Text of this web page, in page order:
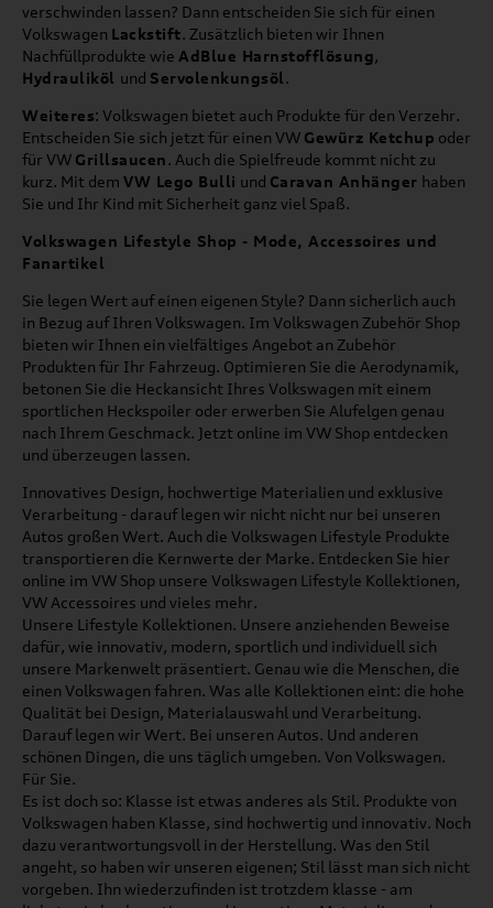
verschwinden lassen? Dann entscheiden Sie sich für einen
Volkswagen Lackstift. Zusätzlich bieten wir Ihnen
Nachfüllprodukte wie AdBlue Harnstofflösung,
Hydrauliköl und Servolenkungsöl.
Weiteres: Volkswagen bietet auch Produkte für den Verzehr.
Entscheiden Sie sich jetzt für einen VW Gewürz Ketchup oder
für VW Grillsaucen. Auch die Spielfreude kommt nicht zu
kurz. Mit dem VW Lego Bulli und Caravan Anhänger haben
Sie und Ihr Kind mit Sicherheit ganz viel Spaß.
Volkswagen Lifestyle Shop - Mode, Accessoires und
Fanartikel
Sie legen Wert auf einen eigenen Style? Dann sicherlich auch
in Bezug auf Ihren Volkswagen. Im Volkswagen Zubehör Shop
bieten wir Ihnen ein vielfältiges Angebot an Zubehör
Produkten für Ihr Fahrzeug. Optimieren Sie die Aerodynamik,
betonen Sie die Heckansicht Ihres Volkswagen mit einem
sportlichen Heckspoiler oder erwerben Sie Alufelgen genau
nach Ihrem Geschmack. Jetzt online im VW Shop entdecken
und überzeugen lassen.
Innovatives Design, hochwertige Materialien und exklusive
Verarbeitung - darauf legen wir nicht nicht nur bei unseren
Autos großen Wert. Auch die Volkswagen Lifestyle Produkte
transportieren die Kernwerte der Marke. Entdecken Sie hier
online im VW Shop unsere Volkswagen Lifestyle Kollektionen,
VW Accessoires und vieles mehr.
Unsere Lifestyle Kollektionen. Unsere anziehenden Beweise
dafür, wie innovativ, modern, sportlich und individuell sich
unsere Markenwelt präsentiert. Genau wie die Menschen, die
einen Volkswagen fahren. Was alle Kollektionen eint: die hohe
Qualität bei Design, Materialauswahl und Verarbeitung.
Darauf legen wir Wert. Bei unseren Autos. Und anderen
schönen Dingen, die uns täglich umgeben. Von Volkswagen.
Für Sie.
Es ist doch so: Klasse ist etwas anderes als Stil. Produkte von
Volkswagen haben Klasse, sind hochwertig und innovativ. Noch
dazu verantwortungsvoll in der Herstellung. Was den Stil
angeht, so haben wir unseren eigenen; Stil lässt man sich nicht
vorgeben. Ihn wiederzufinden ist trotzdem klasse - am